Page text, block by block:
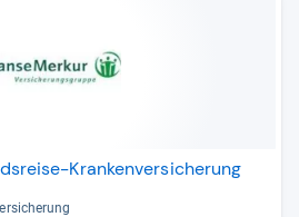
Krankenversicherung